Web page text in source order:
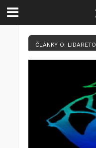
ČLÁNKY O: LIDARETO